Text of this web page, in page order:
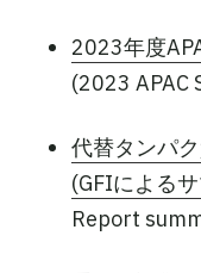
2023年度
(2023 APAC
代替タンパ
(GFIによる
Report